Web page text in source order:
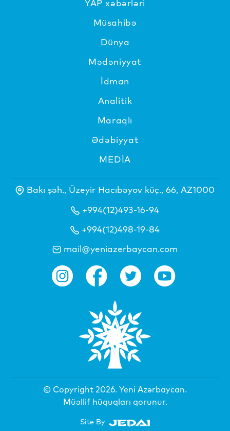
YAP xəbərləri
Müsahibə
Dünya
Mədəniyyat
İdman
Analitik
Maraqlı
Ədəbiyyat
MEDİA
Bakı şəh., Üzeyir Hacıbəyov küç., 66, AZ1000
+994(12)493-16-94
+994(12)498-19-84
mail@yeniazerbaycan.com
© Copyright 2026. Yeni Azərbaycan.
Müəllif hüquqları qorunur.
Site By